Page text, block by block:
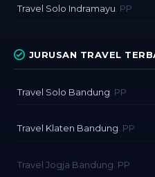
Travel Solo Indramayu . PP
JURUSAN TRAVEL
Travel Solo Bandung . PP
Travel Klaten Bandung . PP
Travel Jogja Bandung. PP